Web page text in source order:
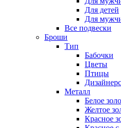
Для детей
Для
Все подвески
Броши
Тип
Бабочки
Цветы
Птицы
Металл
Белое
Желтое
Красное